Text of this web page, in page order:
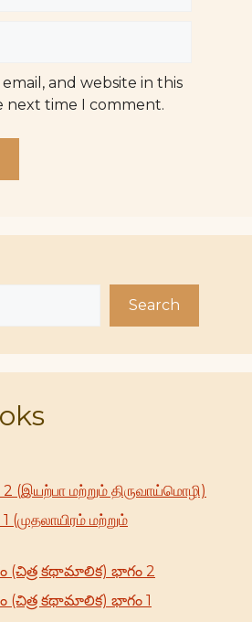
and website in this
next time I comment.
Search
(இயற்பா மற்றும் திருவாய்மொழி)
(முதலாயிரம் மற்றும்
(చిత్ర కథామాలిక) భాగం 2
(చిత్ర కథామాలిక) భాగం 1